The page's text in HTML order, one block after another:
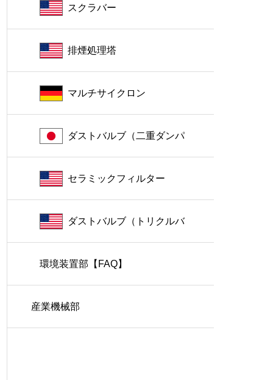
スクラバー
排煙処理塔
マルチサイクロン
ダストバルブ（二重ダンパ
ー）
セラミックフィルター
ダストバルブ（トリクルバ
ルブ）
環境装置部【FAQ】
産業機械部